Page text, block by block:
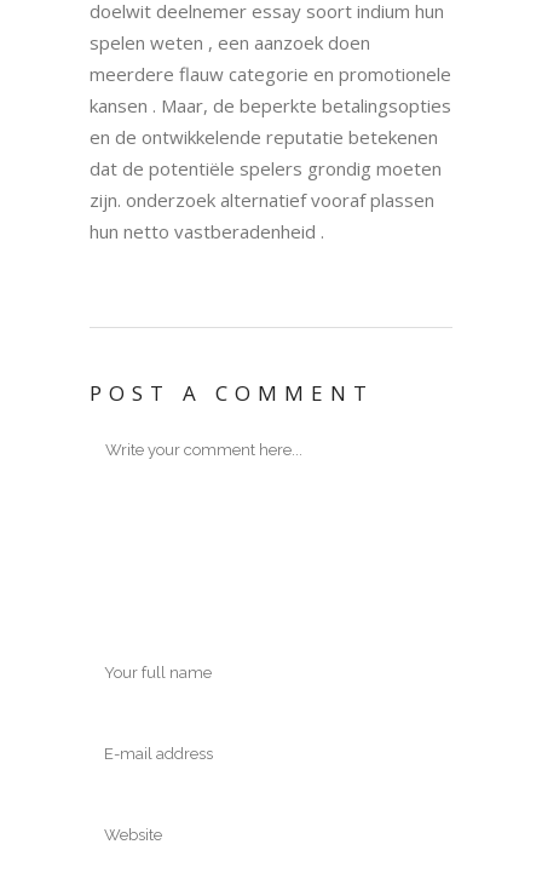
doelwit deelnemer essay soort indium hun
spelen weten , een aanzoek doen
meerdere flauw categorie en promotionele
kansen . Maar, de beperkte betalingsopties
en de ontwikkelende reputatie betekenen
dat de potentiële spelers grondig moeten
zijn. onderzoek alternatief vooraf plassen
hun netto vastberadenheid .
POST A COMMENT